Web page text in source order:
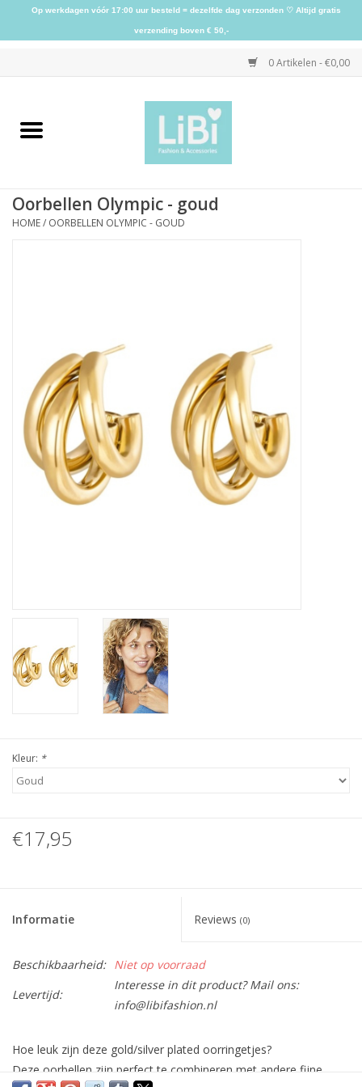
0 Artikelen - €0,00
Home
Kleding
Accessoires
Home deco
SALE
Herensokken
Oorbellen Olympic - goud
HOME/ OORBELLEN OLYMPIC - GOUD
Kleur: *
€17,95
Informatie Reviews (0)
Beschikbaarheid: Niet op voorraad
Levertijd:
Interesse in dit product? Mail ons:
info@libifashion.nl
Hoe leuk zijn deze gold/silver plated oorringetjes?
Deze oorbellen zijn perfect te combineren met andere fijne
Op werkdagen vóór 17:00 uur besteld = dezelfde dag verzonden ♡ Altijd gratis
verzending boven € 50,-